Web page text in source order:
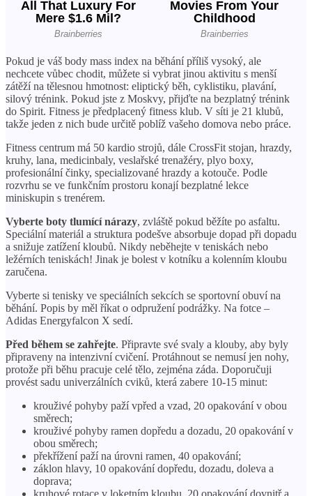
Pokud je váš body mass index na běhání příliš vysoký, ale
nechcete vůbec chodit, můžete si vybrat jinou aktivitu s menší
zátěží na tělesnou hmotnost: eliptický běh, cyklistiku, plavání,
silový trénink. Pokud jste z Moskvy, přijďte na bezplatný trénink
do Spirit. Fitness je předplacený fitness klub. V síti je 21 klubů,
takže jeden z nich bude určitě poblíž vašeho domova nebo práce.
Fitness centrum má 50 kardio strojů, dále CrossFit stojan, hrazdy,
kruhy, lana, medicinbaly, veslařské trenažéry, plyo boxy,
profesionální činky, specializované hrazdy a kotouče. Podle
rozvrhu se ve funkčním prostoru konají bezplatné lekce
miniskupin s trenérem.
Vyberte boty tlumící nárazy, zvláště pokud běžíte po asfaltu.
Speciální materiál a struktura podešve absorbuje dopad při dopadu
a snižuje zatížení kloubů. Nikdy neběhejte v teniskách nebo
ležérních teniskách! Jinak je bolest v kotníku a kolenním kloubu
zaručena.
Vyberte si tenisky ve speciálních sekcích se sportovní obuví na
běhání. Popis by měl říkat o odpružení podrážky. Na fotce –
Adidas Energyfalcon X sedí.
Před během se zahřejte. Připravte své svaly a klouby, aby byly
připraveny na intenzivní cvičení. Protáhnout se nemusí jen nohy,
protože při běhu pracuje celé tělo, zejména záda. Doporučuji
provést sadu univerzálních cviků, která zabere 10-15 minut:
krouživé pohyby paží vpřed a vzad, 20 opakování v obou
směrech;
krouživé pohyby ramen dopředu a dozadu, 20 opakování v
obou směrech;
překřížení paží na úrovni ramen, 40 opakování;
záklon hlavy, 10 opakování dopředu, dozadu, doleva a
doprava;
kruhové rotace v loketním kloubu, 20 opakování dovnitř a